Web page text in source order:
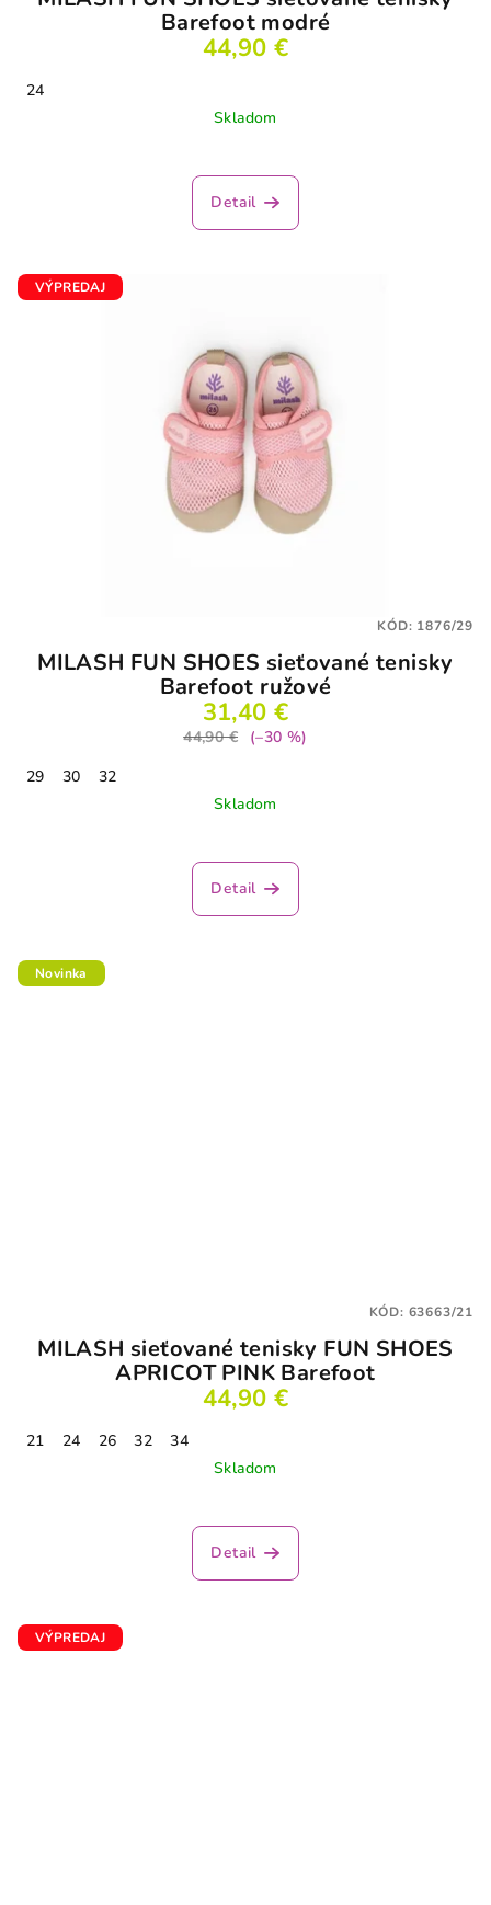
Barefoot modré
44,90 €
24
Skladom
hodnotenie
produktu
Detail
VÝPREDAJ
MILASH FUN SHOES sieťované tenisky
Barefoot ružové
31,40 €
44,90 €
(–30 %)
29
30
32
Skladom
hodnotenie
produktu
Detail
KÓD: 1876/29
Novinka
MILASH sieťované tenisky FUN SHOES
APRICOT PINK Barefoot
44,90 €
21 24 26 32
34
Skladom
Detail
KÓD: 63663/21
VÝPREDAJ